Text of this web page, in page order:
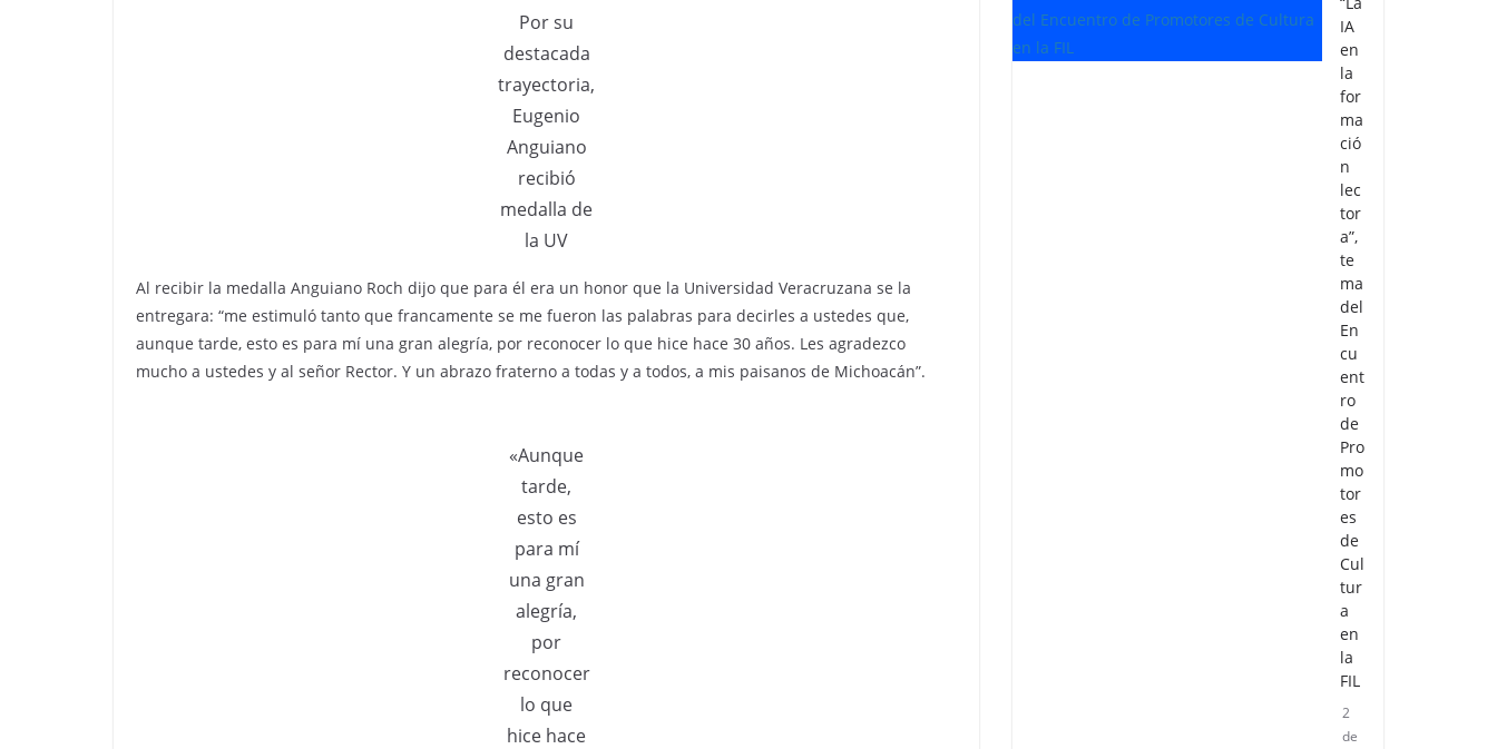
Por su
destacada
trayectoria,
Eugenio
Anguiano
recibió
medalla de
la UV
Al recibir la medalla Anguiano Roch dijo que para él era un honor que la Universidad Veracruzana se la
entregara: “me estimuló tanto que francamente se me fueron las palabras para decirles a ustedes que,
aunque tarde, esto es para mí una gran alegría, por reconocer lo que hice hace 30 años. Les agradezco
mucho a ustedes y al señor Rector. Y un abrazo fraterno a todas y a todos, a mis paisanos de Michoacán”.
«Aunque
tarde,
esto es
para mí
una gran
alegría,
por
reconocer
lo que
hice hace
IA
en
la
for
ma
ció
n
lec
tor
a”,
te
ma
del
En
cu
ent
ro
de
Pro
mo
tor
es
de
Cul
tur
a
en
la
FIL
2
de